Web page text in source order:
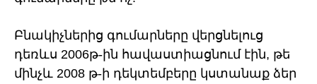
Բնակիչներից գումարները վերցնելուց
դեռևս 2006թ-ին հավաստիացնում էին, թե
մինչև 2008 թ-ի դեկտեմբերը կստանաք ձեր